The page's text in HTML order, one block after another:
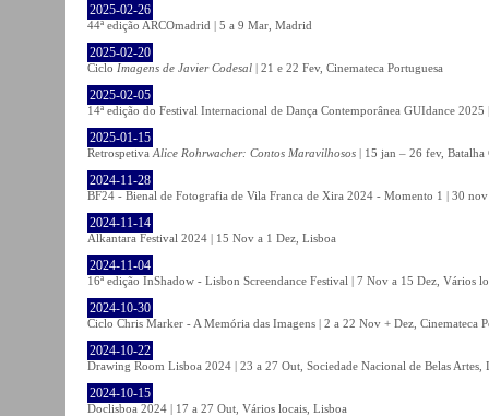
2025-02-26
44ª edição ARCOmadrid | 5 a 9 Mar, Madrid
2025-02-20
Ciclo Imagens de Javier Codesal | 21 e 22 Fev, Cinemateca Portuguesa
2025-02-05
14ª edição do Festival Internacional de Dança Contemporânea GUIdance 2025
2025-01-15
Retrospetiva Alice Rohrwacher: Contos Maravilhosos | 15 jan – 26 fev, Batalha
2024-11-28
BF24 - Bienal de Fotografia de Vila Franca de Xira 2024 - Momento 1 | 30
2024-11-14
Alkantara Festival 2024 | 15 Nov a 1 Dez, Lisboa
2024-11-04
16ª edição InShadow - Lisbon Screendance Festival | 7 Nov a 15 Dez, Vários
2024-10-30
Ciclo Chris Marker - A Memória das Imagens | 2 a 22 Nov + Dez, Cinemateca
2024-10-22
Drawing Room Lisboa 2024 | 23 a 27 Out, Sociedade Nacional de Belas Artes,
2024-10-15
Doclisboa 2024 | 17 a 27 Out, Vários locais, Lisboa